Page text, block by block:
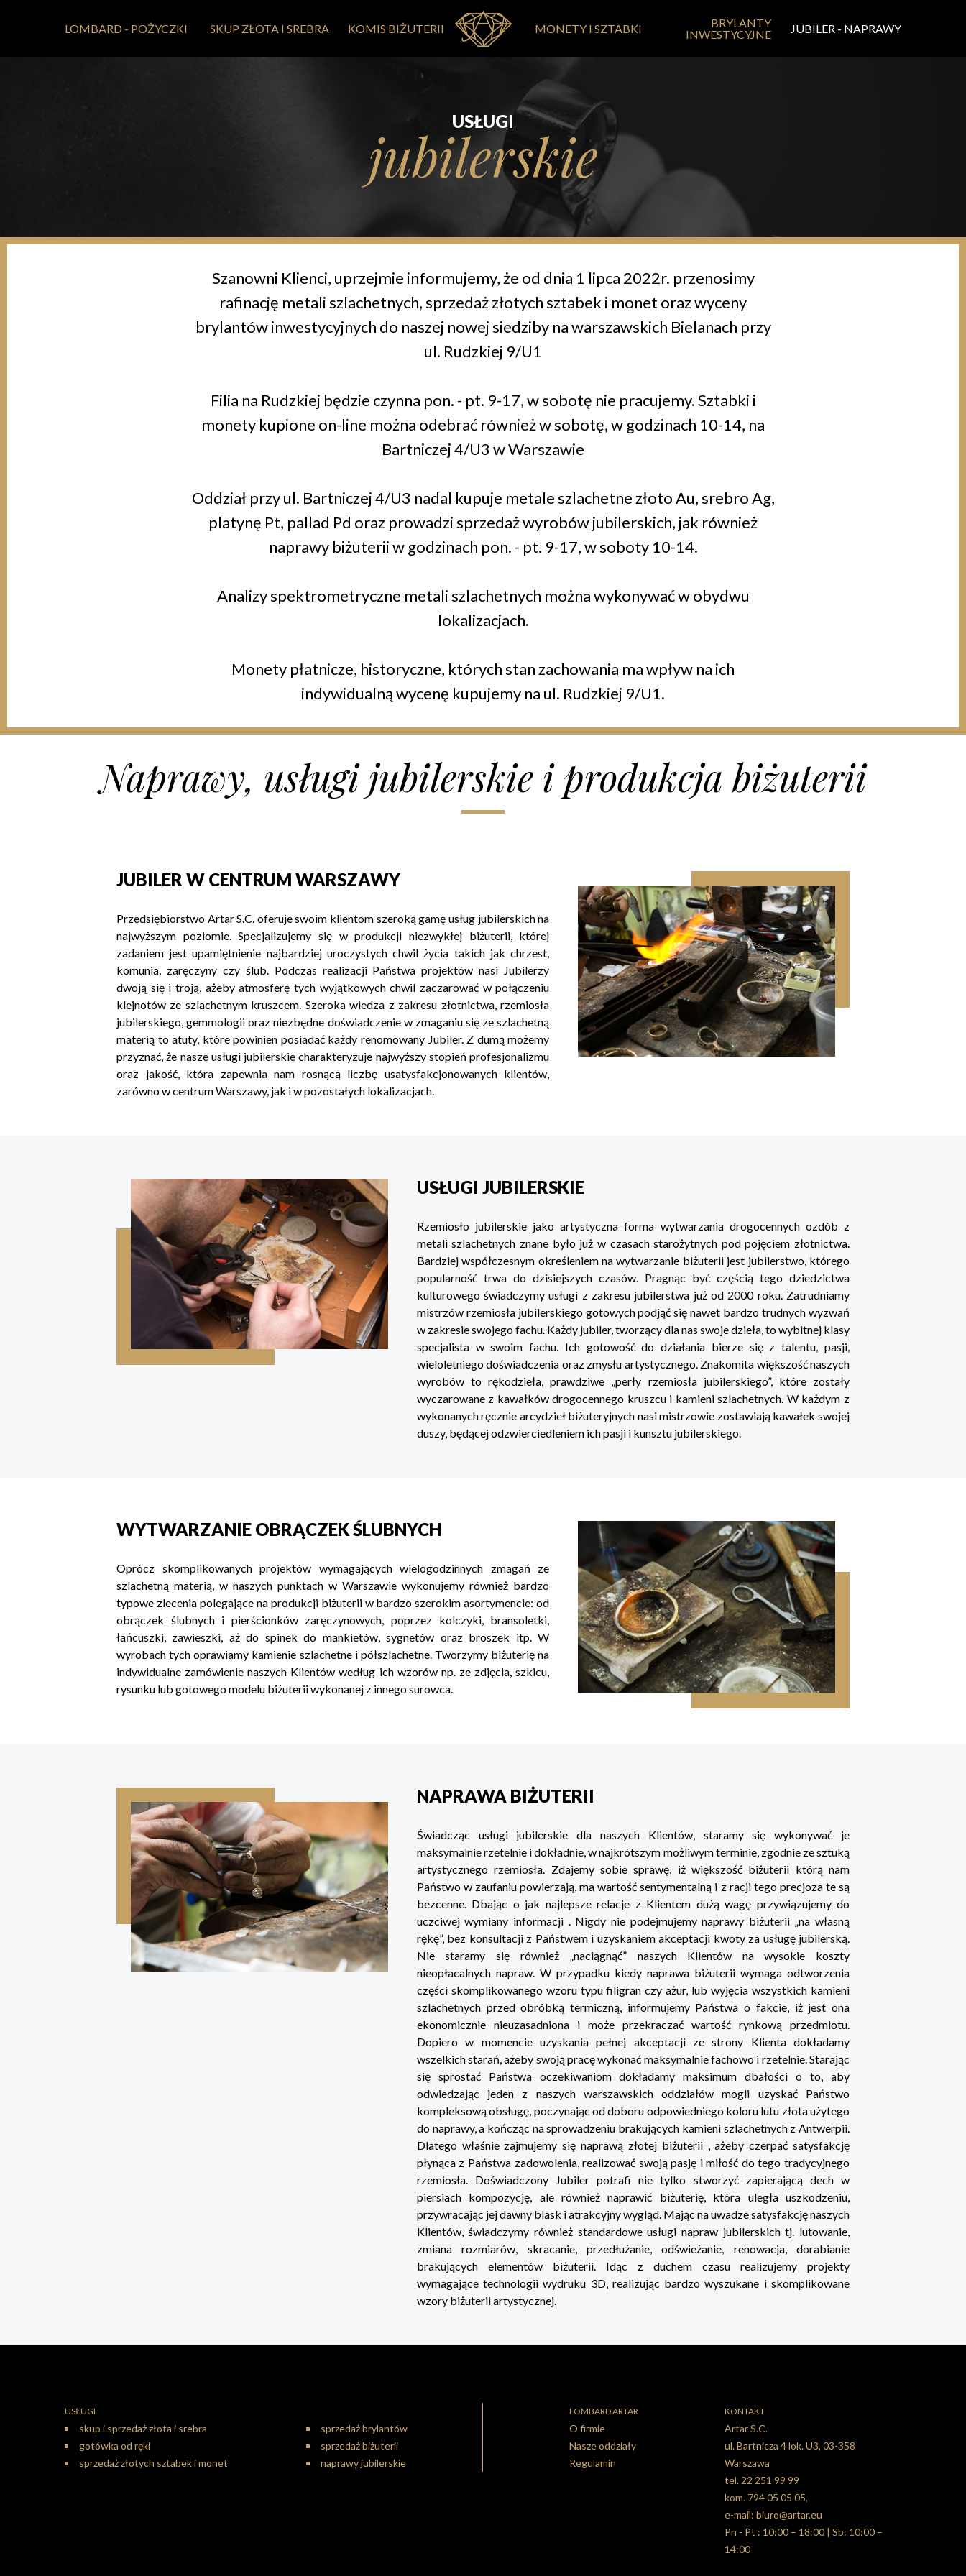
LOMBARD - POŻYCZKI SKUP ZŁOTA I SREBRA KOMIS BIŻUTERII MONETY I SZTABKI
BRYLANTY
INWESTYCYJNE
JUBILER - NAPRAWY
USŁUGI
jubilerskie
Szanowni Klienci, uprzejmie informujemy, że od dnia 1 lipca 2022r. przenosimy
rafinację metali szlachetnych, sprzedaż złotych sztabek i monet oraz wyceny
brylantów inwestycyjnych do naszej nowej siedziby na warszawskich Bielanach przy
ul. Rudzkiej 9/U1
Filia na Rudzkiej będzie czynna pon. - pt. 9-17, w sobotę nie pracujemy. Sztabki i
monety kupione on-line można odebrać również w sobotę, w godzinach 10-14, na
Bartniczej 4/U3 w Warszawie
Oddział przy ul. Bartniczej 4/U3 nadal kupuje metale szlachetne złoto Au, srebro Ag,
platynę Pt, pallad Pd oraz prowadzi sprzedaż wyrobów jubilerskich, jak również
naprawy biżuterii w godzinach pon. - pt. 9-17, w soboty 10-14.
Analizy spektrometryczne metali szlachetnych można wykonywać w obydwu
lokalizacjach.
Monety płatnicze, historyczne, których stan zachowania ma wpływ na ich
indywidualną wycenę kupujemy na ul. Rudzkiej 9/U1.
Naprawy, usługi jubilerskie i produkcja biżuterii
JUBILER W CENTRUM WARSZAWY
Przedsiębiorstwo Artar S.C. oferuje swoim klientom szeroką gamę usług jubilerskich na
najwyższym poziomie. Specjalizujemy się w produkcji niezwykłej biżuterii, której
zadaniem jest upamiętnienie najbardziej uroczystych chwil życia takich jak chrzest,
komunia, zaręczyny czy ślub. Podczas realizacji Państwa projektów nasi Jubilerzy
dwoją się i troją, ażeby atmosferę tych wyjątkowych chwil zaczarować w połączeniu
klejnotów ze szlachetnym kruszcem. Szeroka wiedza z zakresu złotnictwa, rzemiosła
jubilerskiego, gemmologii oraz niezbędne doświadczenie w zmaganiu się ze szlachetną
materią to atuty, które powinien posiadać każdy renomowany Jubiler. Z dumą możemy
przyznać, że nasze usługi jubilerskie charakteryzuje najwyższy stopień profesjonalizmu
oraz jakość, która zapewnia nam rosnącą liczbę usatysfakcjonowanych klientów,
zarówno w centrum Warszawy, jak i w pozostałych lokalizacjach.
USŁUGI JUBILERSKIE
Rzemiosło jubilerskie jako artystyczna forma wytwarzania drogocennych ozdób z
metali szlachetnych znane było już w czasach starożytnych pod pojęciem złotnictwa.
Bardziej współczesnym określeniem na wytwarzanie biżuterii jest jubilerstwo, którego
popularność trwa do dzisiejszych czasów. Pragnąc być częścią tego dziedzictwa
kulturowego świadczymy usługi z zakresu jubilerstwa już od 2000 roku. Zatrudniamy
mistrzów rzemiosła jubilerskiego gotowych podjąć się nawet bardzo trudnych wyzwań
w zakresie swojego fachu. Każdy jubiler, tworzący dla nas swoje dzieła, to wybitnej klasy
specjalista w swoim fachu. Ich gotowość do działania bierze się z talentu, pasji,
wieloletniego doświadczenia oraz zmysłu artystycznego. Znakomita większość naszych
wyrobów to rękodzieła, prawdziwe „perły rzemiosła jubilerskiego”, które zostały
wyczarowane z kawałków drogocennego kruszcu i kamieni szlachetnych. W każdym z
wykonanych ręcznie arcydzieł biżuteryjnych nasi mistrzowie zostawiają kawałek swojej
duszy, będącej odzwierciedleniem ich pasji i kunsztu jubilerskiego.
WYTWARZANIE OBRĄCZEK ŚLUBNYCH
Oprócz skomplikowanych projektów wymagających wielogodzinnych zmagań ze
szlachetną materią, w naszych punktach w Warszawie wykonujemy również bardzo
typowe zlecenia polegające na produkcji biżuterii w bardzo szerokim asortymencie: od
obrączek ślubnych i pierścionków zaręczynowych, poprzez kolczyki, bransoletki,
łańcuszki, zawieszki, aż do spinek do mankietów, sygnetów oraz broszek itp. W
wyrobach tych oprawiamy kamienie szlachetne i półszlachetne. Tworzymy biżuterię na
indywidualne zamówienie naszych Klientów według ich wzorów np. ze zdjęcia, szkicu,
rysunku lub gotowego modelu biżuterii wykonanej z innego surowca.
NAPRAWA BIŻUTERII
Świadcząc usługi jubilerskie dla naszych Klientów, staramy się wykonywać je
maksymalnie rzetelnie i dokładnie, w najkrótszym możliwym terminie, zgodnie ze sztuką
artystycznego rzemiosła. Zdajemy sobie sprawę, iż większość biżuterii którą nam
Państwo w zaufaniu powierzają, ma wartość sentymentalną i z racji tego precjoza te są
bezcenne. Dbając o jak najlepsze relacje z Klientem dużą wagę przywiązujemy do
uczciwej wymiany informacji . Nigdy nie podejmujemy naprawy biżuterii „na własną
rękę”, bez konsultacji z Państwem i uzyskaniem akceptacji kwoty za usługę jubilerską.
Nie staramy się również „naciągnąć” naszych Klientów na wysokie koszty
nieopłacalnych napraw. W przypadku kiedy naprawa biżuterii wymaga odtworzenia
części skomplikowanego wzoru typu filigran czy ażur, lub wyjęcia wszystkich kamieni
szlachetnych przed obróbką termiczną, informujemy Państwa o fakcie, iż jest ona
ekonomicznie nieuzasadniona i może przekraczać wartość rynkową przedmiotu.
Dopiero w momencie uzyskania pełnej akceptacji ze strony Klienta dokładamy
wszelkich starań, ażeby swoją pracę wykonać maksymalnie fachowo i rzetelnie. Starając
się sprostać Państwa oczekiwaniom dokładamy maksimum dbałości o to, aby
odwiedzając jeden z naszych warszawskich oddziałów mogli uzyskać Państwo
kompleksową obsługę, poczynając od doboru odpowiedniego koloru lutu złota użytego
do naprawy, a kończąc na sprowadzeniu brakujących kamieni szlachetnych z Antwerpii.
Dlatego właśnie zajmujemy się naprawą złotej biżuterii , ażeby czerpać satysfakcję
płynąca z Państwa zadowolenia, realizować swoją pasję i miłość do tego tradycyjnego
rzemiosła. Doświadczony Jubiler potrafi nie tylko stworzyć zapierającą dech w
piersiach kompozycję, ale również naprawić biżuterię, która uległa uszkodzeniu,
przywracając jej dawny blask i atrakcyjny wygląd. Mając na uwadze satysfakcję naszych
Klientów, świadczymy również standardowe usługi napraw jubilerskich tj. lutowanie,
zmiana rozmiarów, skracanie, przedłużanie, odświeżanie, renowacja, dorabianie
brakujących elementów biżuterii. Idąc z duchem czasu realizujemy projekty
wymagające technologii wydruku 3D, realizując bardzo wyszukane i skomplikowane
wzory biżuterii artystycznej.
USŁUGI
skup i sprzedaż złota i srebra
gotówka od ręki
sprzedaż złotych sztabek i monet
sprzedaż brylantów
sprzedaż biżuterii
naprawy jubilerskie
LOMBARD ARTAR
O firmie
Nasze oddziały
Regulamin
KONTAKT
Artar S.C.
ul.Bartnicza 4 lok. U3, 03-358
Warszawa
tel. 22 251 99 99
kom. 794 05 05 05,
e-mail: biuro@artar.eu
Pn - Pt : 10:00 – 18:00 | Sb: 10:00 –
14:00